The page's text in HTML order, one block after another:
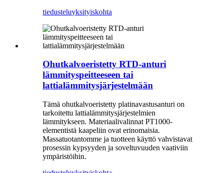
tiedusteluyksityiskohta
Ohutkalvoeristetty RTD-anturi
lämmityspeitteeseen tai
lattialämmitysjärjestelmään
Tämä ohutkalvoeristetty platinavastusanturi on
tarkoitettu lattialämmitysjärjestelmien
lämmitykseen. Materiaalivalinnat PT1000-
elementistä kaapeliin ovat erinomaisia.
Massatuotantomme ja tuotteen käyttö vahvistavat
prosessin kypsyyden ja soveltuvuuden vaativiin
ympäristöihin.